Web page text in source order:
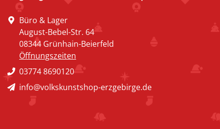
Büro & Lager
August-Bebel-Str. 64
08344 Grünhain-Beierfeld
Öffnungszeiten
03774 8690120
info@volkskunstshop-erzgebirge.de